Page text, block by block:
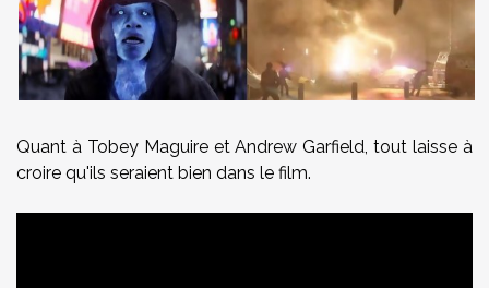
Quant à Tobey Maguire et Andrew Garfield, tout laisse à
croire qu'ils seraient bien dans le film.